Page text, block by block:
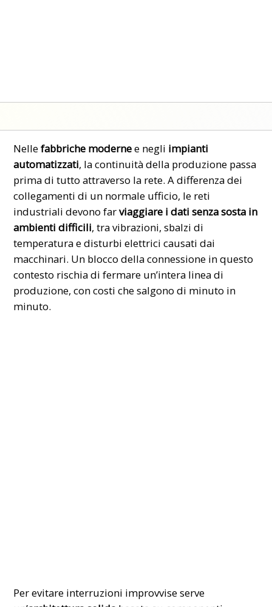
Nellefabbriche modernee negli impianti
automatizzati, la continuità della produzione passa
prima di tutto attraverso la rete. A differenza dei
collegamenti di un normale ufficio, le reti
industriali devono farviaggiare i dati senza sosta in
ambienti difficili, tra vibrazioni, sbalzi di
temperatura e disturbi elettrici causati dai
macchinari. Un blocco della connessione in questo
contesto rischia di fermare un’intera linea di
produzione, con costi che salgono di minuto in
minuto.
Per evitare interruzioni improvvise serve